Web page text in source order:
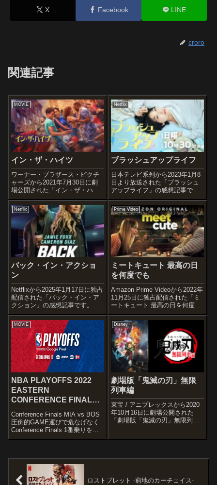
X Facebook LINE
croro
関連記事
MOVIE
イン・ザ・ハイツ
ワーナー・ブラザース・ピクチ
ャーズから2021年7月30日に劇
場公開された「イン・ザ・ハイ
ツ」の感想記事です。ミュージ
カル「ハミルトン」でも注目を
集めるリン＝マニュエル・ミラ
ンダによるブロードウェイミュ
ージカルで、トニー賞4冠とグラ
ミー賞最...
Netflix
ブラッシュアップライフ
日本テレビ系列から2023年1月8
日より放送された「ブラッシュ
アップライフ」の感想記事で
す。バカリズムの脚本で不思議
な日常を描くタイムリープ系ヒ
ューマンコメディです。オスス
メ度あらすじ＆予告編北熊谷市
役所に勤務する麻美は、どこに
でもいる平凡...
Netflix
バック・イン・アクショ
ン
Netflixから2025年1月17日に独占
配信された「バック・イン・ア
クション」の感想記事です。オ
ススメ度あらすじ＆予告編家庭
を築くため数年前に引退した元
CIA諜報員のエミリーとマット。
ところがある日、2人の身元がバ
レてしまったことから、...
Prime Video
ミートキュート 最高の日
を何度でも
Amazon Prime Videoから2022年
11月25日に独占配信された「ミ
ートキュート 最高の日を何度で
も」の感想記事です。オススメ
度あらすじ＆予告編シーラとギ
ャリーの出会い、それは一目惚
れだと思われた...彼らの不思議
なデートが、...
MOVIE
NBA PLAYOFFS 2022
EASTERN
CONFERENCE FINALS
MIA vs BOS
Conference Finals MIA vs BOS
圧倒的GAME運びで危なげなく
Conference Finals 1番乗りを決
めたHEAT。抜群の仕上がりを披
Disney+
劇場版「鬼滅の刃」無限
列車編
東宝 / アニプレックスから2020
年10月16日に劇場公開された
「劇場版「鬼滅の刃」無限列車
世晴の大ヒット漫画をア...
ロストブレット -窮地のカーチェイス-